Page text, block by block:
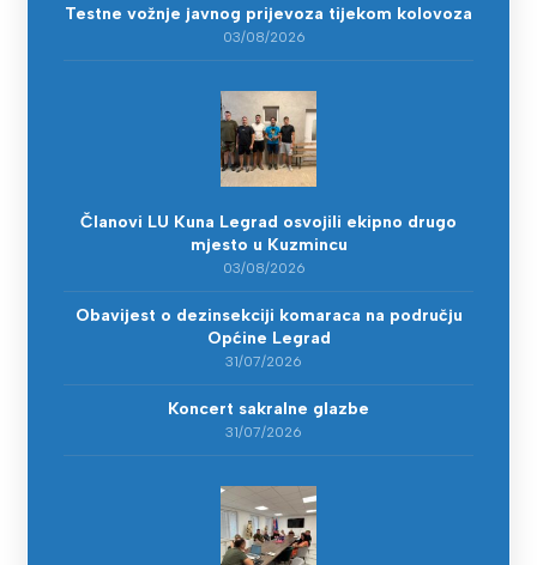
Testne vožnje javnog prijevoza tijekom kolovoza
03/08/2026
Članovi LU Kuna Legrad osvojili ekipno drugo
mjesto u Kuzmincu
03/08/2026
Obavijest o dezinsekciji komaraca na području
Općine Legrad
31/07/2026
Koncert sakralne glazbe
31/07/2026